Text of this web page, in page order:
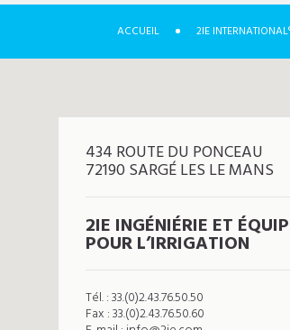
ACCUEIL 2IE
434 ROUTE DU PONCEAU
72190 SARGÉ LES LE MANS
2IE INGÉNIÉRIE ET
POUR L’IRRIGATION
Tél. : 33.(0)2.43.76.50.50
Fax : 33.(0)2.43.76.50.60